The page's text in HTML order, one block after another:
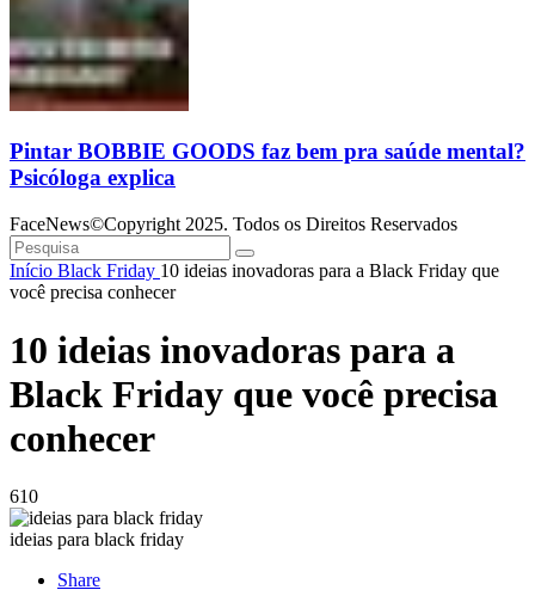
Pintar BOBBIE GOODS faz bem pra saúde mental?
Psicóloga explica
FaceNews©Copyright 2025. Todos os Direitos Reservados
Início Black Friday 10 ideias inovadoras para a Black Friday que
você precisa conhecer
10 ideias inovadoras para a
Black Friday que você precisa
conhecer
610
ideias para black friday
Share